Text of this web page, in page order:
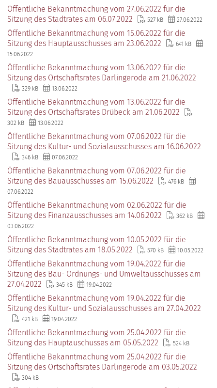
Öffentliche Bekanntmachung vom 27.06.2022 für die
Sitzung des Stadtrates am 06.07.2022
527 kB 27.06.2022
Öffentliche Bekanntmachung vom 15.06.2022 für die
Sitzung des Hauptausschusses am 23.06.2022
641 kB
15.06.2022
Öffentliche Bekanntmachung vom 13.06.2022 für die
Sitzung des Ortschaftsrates Darlingerode am 21.06.2022
329 kB 13.06.2022
Öffentliche Bekanntmachung vom 13.06.2022 für die
Sitzung des Ortschaftsrates Drübeck am 21.06.2022
302 kB 13.06.2022
Öffentliche Bekanntmachung vom 07.06.2022 für die
Sitzung des Kultur- und Sozialausschusses am 16.06.2022
346 kB 07.06.2022
Öffentliche Bekanntmachung vom 07.06.2022 für die
Sitzung des Bauausschusses am 15.06.2022
476 kB
07.06.2022
Öffentliche Bekanntmachung vom 02.06.2022 für die
Sitzung des Finanzausschusses am 14.06.2022
362 kB
03.06.2022
Öffentliche Bekanntmachung vom 10.05.2022 für die
Sitzung des Stadtrates am 18.05.2022
570 kB 10.05.2022
Öffentliche Bekanntmachung vom 19.04.2022 für die
Sitzung des Bau- Ordnungs- und Umweltausschusses am
27.04.2022
345 kB 19.04.2022
Öffentliche Bekanntmachung vom 19.04.2022 für die
Sitzung des Kultur- und Sozialausschusses am 27.04.2022
421 kB 19.04.2022
Öffentliche Bekanntmachung vom 25.04.2022 für die
Sitzung des Hauptauschusses am 05.05.2022
524 kB
Öffentliche Bekanntmachung vom 25.04.2022 für die
Sitzung des Ortschaftsrates Darlingerode am 03.05.2022
304 kB